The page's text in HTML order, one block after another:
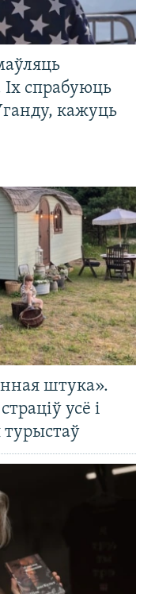
спрабуюць
кажуць
штука».
усё і
турыстаў